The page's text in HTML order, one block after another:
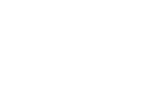
a favore della
dolciaria
fianco della
per la
IS PINK